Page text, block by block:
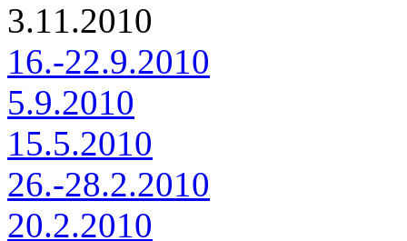
3.11.2010
16.-22.9.2010
5.9.2010
15.5.2010
26.-28.2.2010
20.2.2010